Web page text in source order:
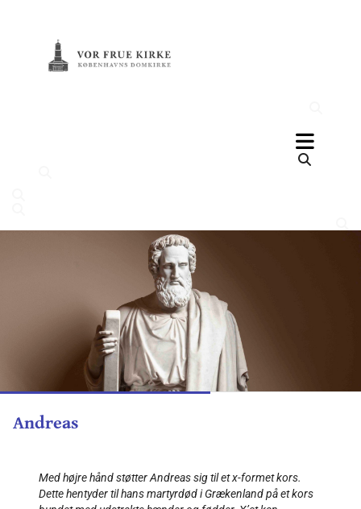
Andreas
Med højre hånd støtter Andreas sig til et x-formet kors.
Dette hentyder til hans martyrdød i Grækenland på et kors